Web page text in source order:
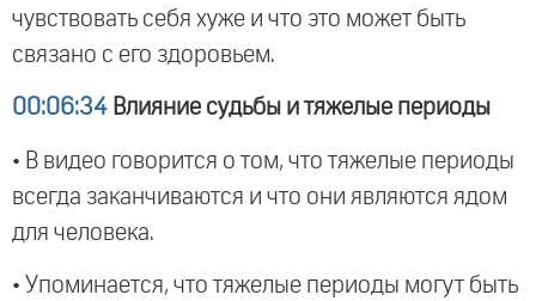
чувствовать себя хуже и что это может быть
связано с его здоровьем.
00:06:34 Влияние судьбы и тяжелые периоды
• В видео говорится о том, что тяжелые периоды
всегда заканчиваются и что они являются ядом
для человека.
• Упоминается, что тяжелые периоды могут быть